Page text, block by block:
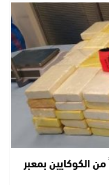
61 كيلوغراماً من الكوكايين بمعبر